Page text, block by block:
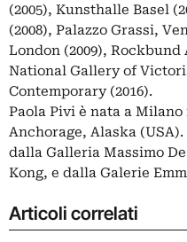
(2005), Kunsthalle Basel
(2008), Palazzo Grassi,
London (2009), Rockbund
National Gallery of
Contemporary (2016).
Paola Pivi è nata a Milano
Anchorage, Alaska
dalla Galleria Massimo
Kong, e dalla Galerie
Articoli correlati